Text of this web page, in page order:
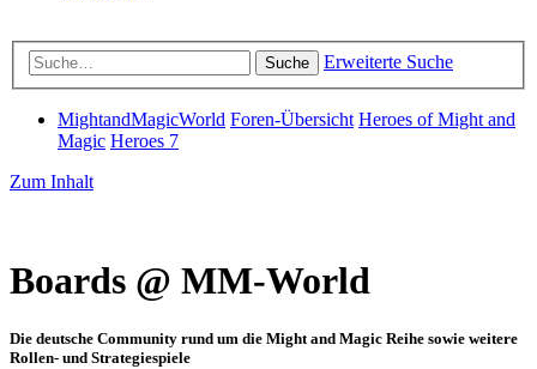
Suche Erweiterte Suche
MightandMagicWorld Foren-Übersicht Heroes of Might and
Magic Heroes 7
Zum Inhalt
Boards @ MM-World
Die deutsche Community rund um die Might and Magic Reihe sowie weitere
Rollen- und Strategiespiele